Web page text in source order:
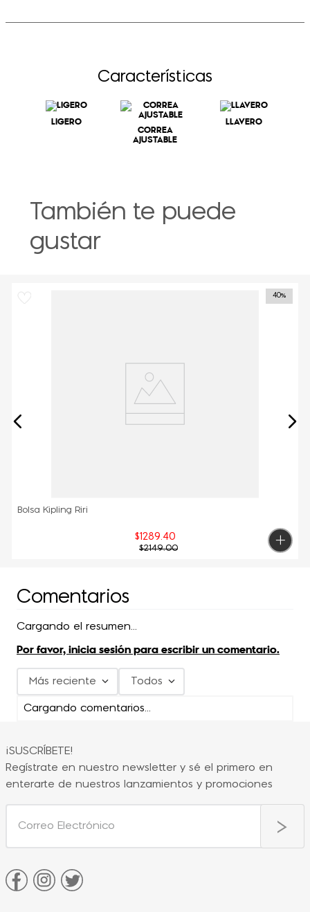
Características
LIGERO
CORREA
AJUSTABLE
LLAVERO
También te puede
gustar
40%
Bolsa Kipling Riri
$1289.40
$2149.00
Comentarios
Cargando el resumen…
Por favor, inicia sesión para escribir un comentario.
Más reciente Todos
Cargando comentarios…
¡SUSCRÍBETE!
Regístrate en nuestro newsletter y sé el primero en
enterarte de nuestros lanzamientos y promociones